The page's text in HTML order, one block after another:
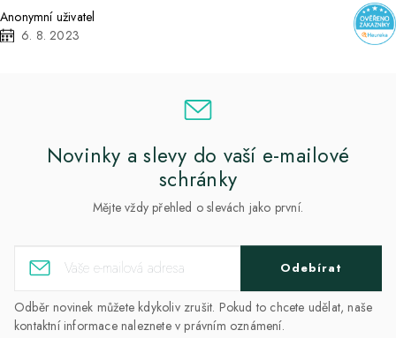
Anonymní uživatel
6. 8. 2023
Novinky a slevy do vaší e-mailové
schránky
Mějte vždy přehled o slevách jako první.
Odebírat
Odběr novinek můžete kdykoliv zrušit. Pokud to chcete udělat, naše
kontaktní informace naleznete v právním oznámení.